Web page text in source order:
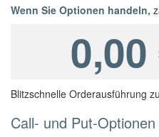
Wenn Sie Optionen handeln,
0,00
Blitzschnelle Orderausführung
Call- und Put-